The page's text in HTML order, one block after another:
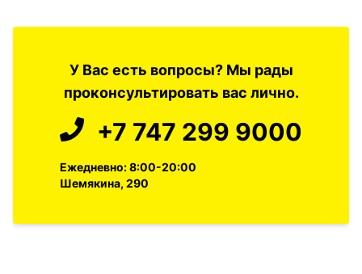
У Вас есть вопросы? Мы рады
проконсультировать вас лично.
+7 747 299 9000
Ежедневно: 8:00-20:00
Шемякина, 290